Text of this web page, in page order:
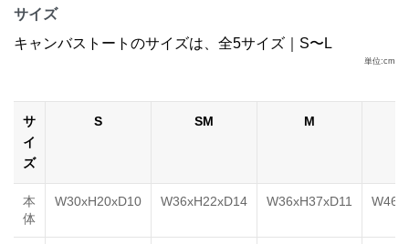
サイズ
キャンバストートのサイズは、全5サイズ｜S〜L
単位:cm
サ
イ
ズ
S SM M
本
体
W30xH20xD10 W36xH22xD14 W36xH37xD11